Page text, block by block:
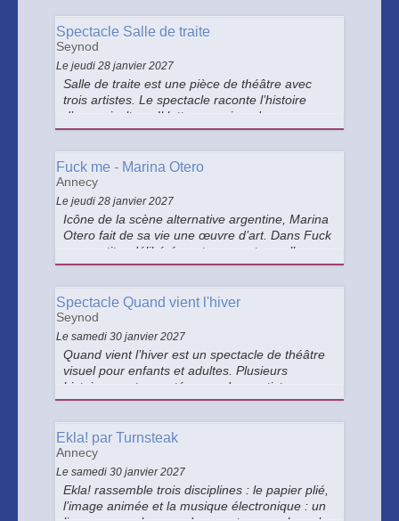
Spectacle Salle de traite
Seynod
Le jeudi 28 janvier 2027
Salle de traite est une pièce de théâtre avec
trois artistes. Le spectacle raconte l’histoire
d’un agriculteur. Il lutte pour vivre de son
travail.
Fuck me - Marina Otero
Annecy
Le jeudi 28 janvier 2027
Icône de la scène alternative argentine, Marina
Otero fait de sa vie une œuvre d’art. Dans Fuck
me, au titre délibérément provocateur, elle
convoque cinq danseurs de revue, « sex-
jeu.
Spectacle Quand vient l'hiver
Seynod
Le samedi 30 janvier 2027
Quand vient l’hiver est un spectacle de théâtre
visuel pour enfants et adultes. Plusieurs
histoires sont racontées par deux artistes
manipulatrices d’objets. Le thème est l’hiver.
Ekla! par Turnsteak
Annecy
Le samedi 30 janvier 2027
Ekla! rassemble trois disciplines : le papier plié,
l’image animée et la musique électronique : un